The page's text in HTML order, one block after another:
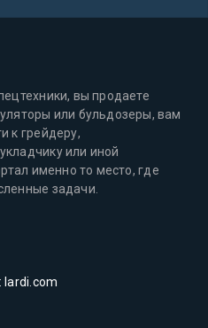
вы продаете
или бульдозеры, вам
к грейдеру,
или иной
именно то место, где
задачи.
lardi.com